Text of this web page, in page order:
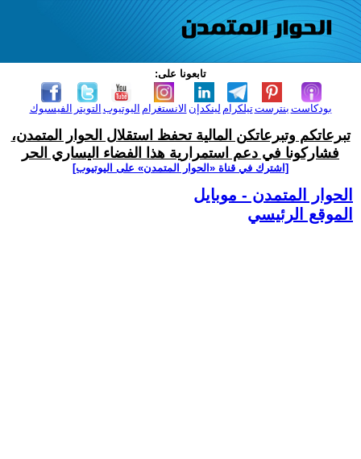
تابعونا على:
الفيسبوك التويتر اليوتيوب الانستغرام لينكدإن تيلكرامبنترست بودكاست
تبرعاتكم وتبرعاتكن المالية تحفظ استقلال الحوار المتمدن،
فشاركونا في دعم استمرارية هذا الفضاء اليساري الحر
[اشترك في قناة ‫«الحوار المتمدن» على اليوتيوب]
الحوار المتمدن - موبايل
الموقع الرئيسي